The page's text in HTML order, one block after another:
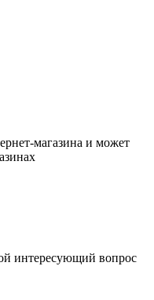
магазина и может
интересующий вопрос